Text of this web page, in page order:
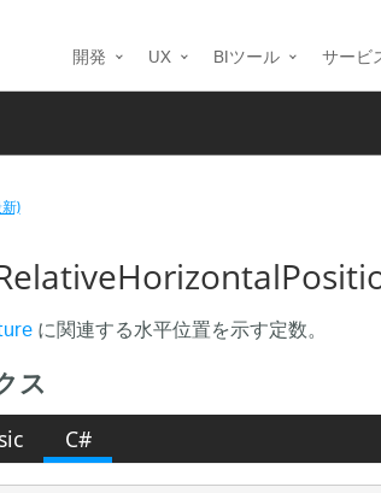
開発 UX BIツール サービ
)
に関連する水平位置を示す定数。
ス
C#